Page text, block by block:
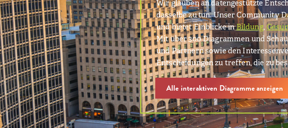
Wir glauben an datengestützte
dasselbe zu tun. Unser Community
und bietet Einblicke inBildung,
Mit über 300 Diagrammen und
und Partnern sowie den
Entscheidungen zu treffen, die zu
Alle interaktiven Diagramme anzeigen